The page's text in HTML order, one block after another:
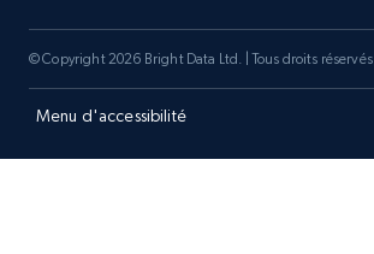
Menu d'accessibilité
© Copyright 2026 Bright Data Ltd. | Tous droits réservés